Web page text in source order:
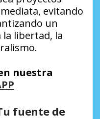
evitando
un
libertad, la
nuestra
fuente de